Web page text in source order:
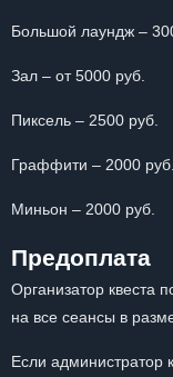
Большой лаундж –
Зал – от 5000 руб.
Пиксель – 2500 руб.
Граффити – 2000 руб.
Миньон – 2000 руб.
Предоплата
Организатор квеста
на все сеансы в
Если администратор